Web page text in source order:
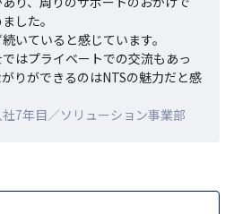
した。
いていると感じています。
はプライベートでの交流もあっ
りができるのはNTSの魅力だと感
7年目／ソリューション事業部